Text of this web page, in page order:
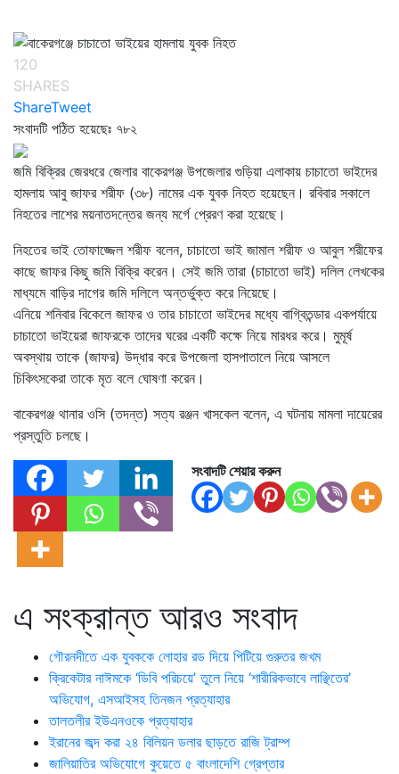
120
SHARES
ShareTweet
সংবাদটি পঠিত হয়েছেঃ ৭৮২
জমি বিক্রির জেরধরে জেলার বাকেরগঞ্জ উপজেলার গুড়িয়া এলাকায় চাচাতো ভাইদের
হামলায় আবু জাফর শরীফ (৩৮) নামের এক যুবক নিহত হয়েছেন। রবিবার সকালে
নিহতের লাশের ময়নাতদন্তের জন্য মর্গে প্রেরণ করা হয়েছে।
নিহতের ভাই তোফাজ্জেল শরীফ বলেন, চাচাতো ভাই জামাল শরীফ ও আবুল শরীফের
কাছে জাফর কিছু জমি বিক্রি করেন। সেই জমি তারা (চাচাতো ভাই) দলিল লেখকের
মাধ্যমে বাড়ির দাগের জমি দলিলে অন্তর্ভুক্ত করে নিয়েছে।
এনিয়ে শনিবার বিকেলে জাফর ও তার চাচাতো ভাইদের মধ্যে বাগ্বিতন্ডার একপর্যায়ে
চাচাতো ভাইয়েরা জাফরকে তাদের ঘরের একটি কক্ষে নিয়ে মারধর করে। মুমূর্ষ
অবস্থায় তাকে (জাফর) উদ্ধার করে উপজেলা হাসপাতালে নিয়ে আসলে
চিকিৎসকেরা তাকে মৃত বলে ঘোষণা করেন।
বাকেরগঞ্জ থানার ওসি (তদন্ত) সত্য রঞ্জন খাসকেল বলেন, এ ঘটনায় মামলা দায়েরের
প্রস্তুতি চলছে।
সংবাদটি শেয়ার করুন
এ সংক্রান্ত আরও সংবাদ
গৌরনদীতে এক যুবককে লোহার রড দিয়ে পিটিয়ে গুরুতর জখম
ক্রিকেটার নাঈমকে ‘ডিবি পরিচয়ে’ তুলে নিয়ে ‘শারীরিকভাবে লাঞ্ছিতের’
অভিযোগ, এসআইসহ তিনজন প্রত্যাহার
তালতলীর ইউএনওকে প্রত্যাহার
ইরানের জব্দ করা ২৪ বিলিয়ন ডলার ছাড়তে রাজি ট্রাম্প
জালিয়াতির অভিযোগে কুয়েতে ৫ বাংলাদেশি গ্রেপ্তার